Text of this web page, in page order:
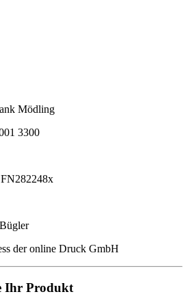
Mödling
3300
der online Druck GmbH
Ihr Produkt